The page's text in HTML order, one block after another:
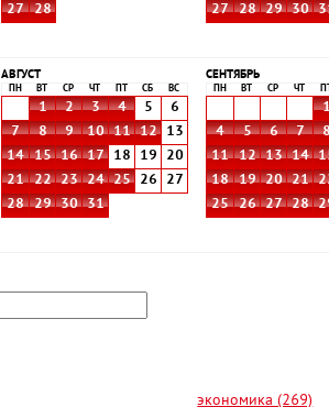
27
28
27
28 29 30
АВГУСТ
ПН ВТ СР ЧТ СБ ВС
1 2 3 4 5
6
7
8 9 10 11 12
13
14
15 16 17 18 19
20
21
22 23 24 25 26
27
28
29 30 31
СЕНТЯБРЬ
ПН ВТ СР ЧТ
4
5 6 7
11
12 13 14
18
19 20 21
25
26 27 28
экономика (269)